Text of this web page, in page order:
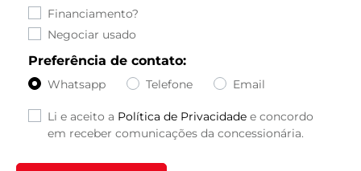
Financiamento?
Negociar usado
Preferência de contato:
Whatsapp Telefone Email
Li e aceito a Política de Privacidade e concordo
em receber comunicações da concessionária.